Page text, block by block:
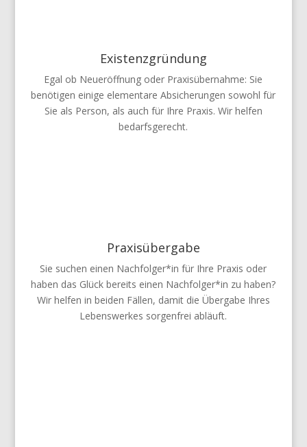
Existenzgründung
Egal ob Neueröffnung oder Praxisübernahme: Sie
benötigen einige elementare Absicherungen sowohl für
Sie als Person, als auch für Ihre Praxis. Wir helfen
bedarfsgerecht.
Praxisübergabe
Sie suchen einen Nachfolger*in für Ihre Praxis oder
haben das Glück bereits einen Nachfolger*in zu haben?
Wir helfen in beiden Fällen, damit die Übergabe Ihres
Lebenswerkes sorgenfrei abläuft.